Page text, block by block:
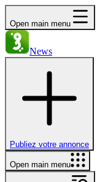
Open main menu
News
Publiez votre annonce
Open main menu